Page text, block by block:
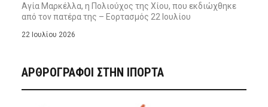
Αγία Μαρκέλλα, η Πολιούχος της Χίου, που εκδιώχθηκε
από τον πατέρα της – Εορτασμός 22 Ιουλίου
22 Ιουλίου 2026
ΑΡΘΡΟΓΡΑΦΟΙ ΣΤΗΝ IΠΟΡΤΑ